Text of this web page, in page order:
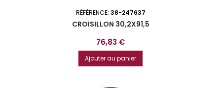
RÉFÉRENCE: 38-247637
CROISILLON 30,2X91,5
Prix
76,83 €
Ajouter au panier